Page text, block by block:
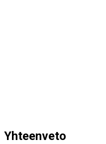
Yhteenveto